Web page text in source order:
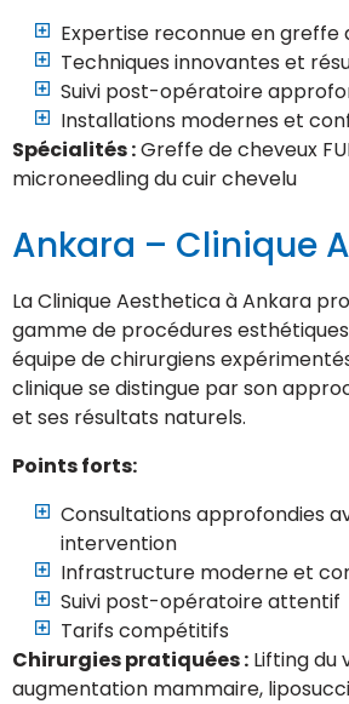
Expertise reconnue en greffe
Techniques innovantes et
Suivi post-opératoire
Installations modernes et
Spécialités :Greffe de cheveux
microneedling du cuir chevelu
Ankara – Clinique
La Clinique Aesthetica à Ankara
gamme de procédures
équipe de chirurgiens
clinique se distingue par son
et ses résultats naturels.
Points forts:
Consultations approfondies
intervention
Infrastructure moderne et
Suivi post-opératoire attentif
Tarifs compétitifs
Chirurgies pratiquées : Lifting du
augmentation mammaire,